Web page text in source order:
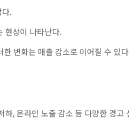
.
현상이 나타난다.
변화는 매출 감소로 이어질 수 있
, 온라인 노출 감소 등 다양한 경고